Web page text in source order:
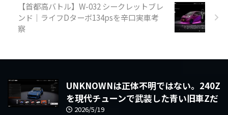
【首都高バトル】W-032 シークレットブレ
ンド｜ライフDターボ134psを辛口実車考
察
UNKNOWNは正体不明ではない。240Z
を現代チューンで武装した青い旧車Zだ
2026/5/19